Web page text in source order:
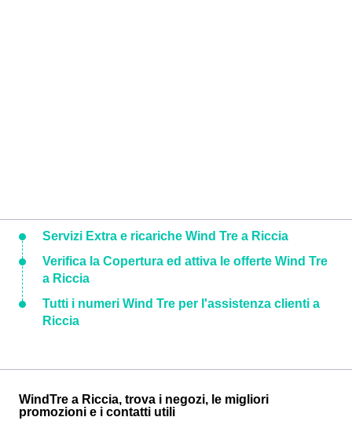
Servizi Extra e ricariche Wind Tre a Riccia
Verifica la Copertura ed attiva le offerte Wind Tre
a Riccia
Tutti i numeri Wind Tre per l'assistenza clienti a
Riccia
WindTre a Riccia, trova i negozi, le migliori
promozioni e i contatti utili